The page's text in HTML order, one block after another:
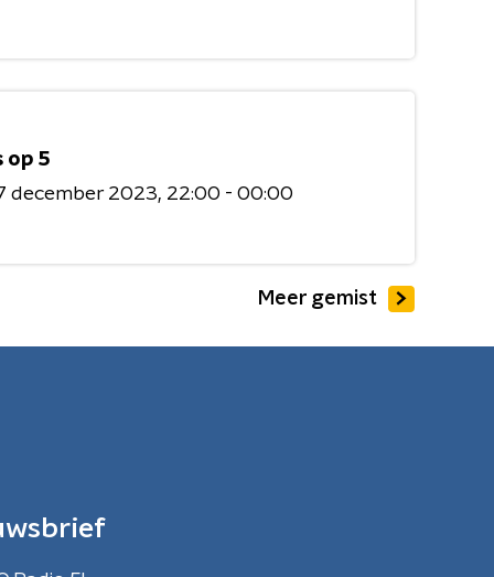
op 5
december 2023 22:00 - 00:00
Meer gemist